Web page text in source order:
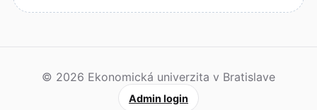
© 2026 Ekonomická univerzita v Bratislave
Admin login